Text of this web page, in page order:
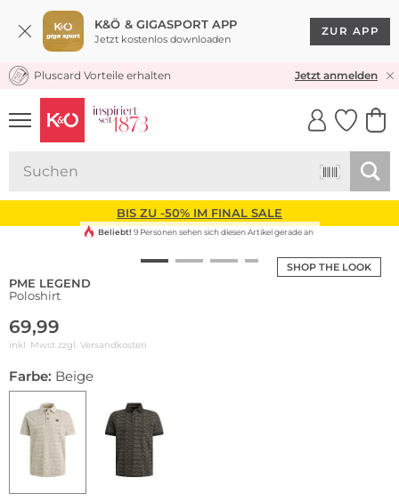
K&Ö & GIGASPORT APP
Jetzt kostenlos downloaden
ZUR APP
KOSTENLOSER VERSAND* & RÜCKVERSAND
Pluscard Vorteile erhalten Jetzt anmelden
UNSERE APP
CLICK &
BIS ZU -50% IM FINAL SALE
SHOP THE LOOK
Beliebt! 9 Personen sehen sich diesen Artikel gerade an
PME LEGEND
Poloshirt
69,99
inkl. Mwst zzgl. Versandkosten
Farbe: Beige